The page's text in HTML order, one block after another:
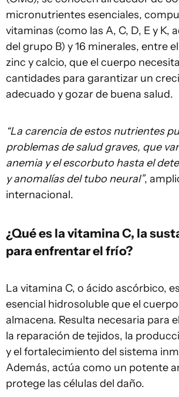
micronutrientes esenciales,
vitaminas (como las A, C, D, E y K,
del grupo B) y 16 minerales, entre
zinc y calcio, que el cuerpo
cantidades para garantizar un
adecuado y gozar de buena salud.
“La carencia de estos nutrientes
problemas de salud graves, que
anemia y el escorbuto hasta el
y anomalías del tubo neural”,
internacional.
¿Qué es la vitamina C, la
para enfrentar el frío?
La vitamina C, o ácido ascórbico,
esencial hidrosoluble que el
almacena. Resulta necesaria para
la reparación de tejidos, la
y el fortalecimiento del sistema
Además, actúa como un potente
protege las células del daño.